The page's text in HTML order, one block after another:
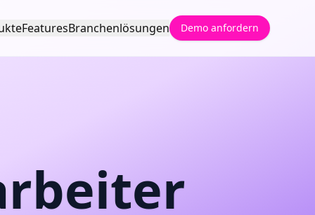
FeaturesBranchenlösungen Demo anfordern